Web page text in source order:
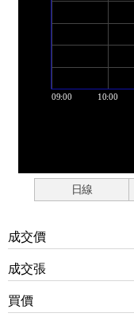
日線
成交價
成交張
買價